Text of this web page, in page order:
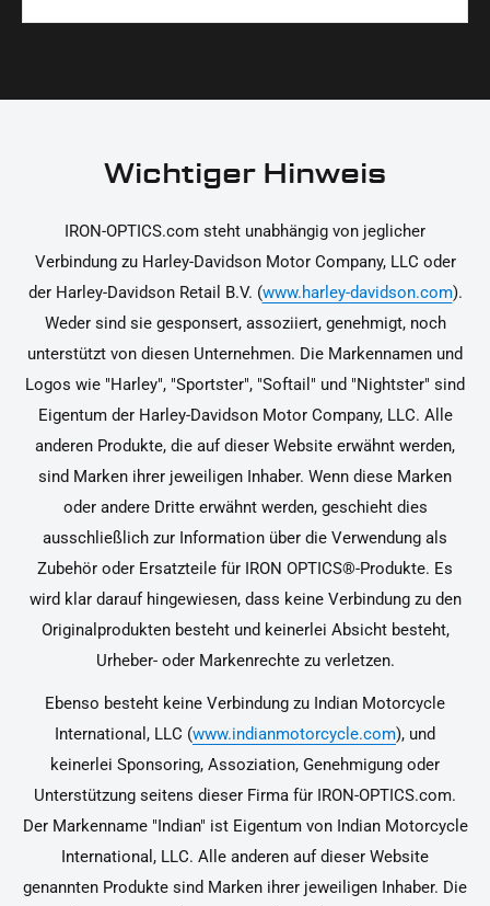
korrekt an deinem Motorrad zu installieren.
Ja, du kannst die Teile innerhalb von 14 Tagen
Rücksendung findest du in unseren
Wichtiger Hinweis
IRON-OPTICS.com steht unabhängig von jeglicher
Verbindung zu Harley-Davidson Motor Company, LLC oder
der Harley-Davidson Retail B.V. (www.harley-davidson.com).
Weder sind sie gesponsert, assoziiert, genehmigt, noch
unterstützt von diesen Unternehmen. Die Markennamen und
Logos wie "Harley", "Sportster", "Softail" und "Nightster" sind
Eigentum der Harley-Davidson Motor Company, LLC. Alle
anderen Produkte, die auf dieser Website erwähnt werden,
sind Marken ihrer jeweiligen Inhaber. Wenn diese Marken
oder andere Dritte erwähnt werden, geschieht dies
ausschließlich zur Information über die Verwendung als
Zubehör oder Ersatzteile für IRON OPTICS®-Produkte. Es
wird klar darauf hingewiesen, dass keine Verbindung zu den
Originalprodukten besteht und keinerlei Absicht besteht,
Urheber- oder Markenrechte zu verletzen.
Ebenso besteht keine Verbindung zu Indian Motorcycle
International, LLC (www.indianmotorcycle.com), und
keinerlei Sponsoring, Assoziation, Genehmigung oder
Unterstützung seitens dieser Firma für IRON-OPTICS.com.
Der Markenname "Indian" ist Eigentum von Indian Motorcycle
International, LLC. Alle anderen auf dieser Website
genannten Produkte sind Marken ihrer jeweiligen Inhaber. Die